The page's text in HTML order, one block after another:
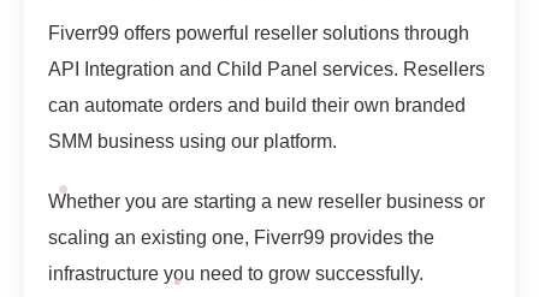
Fiverr99 offers powerful reseller solutions through
API Integration and Child Panel services. Resellers
can automate orders and build their own branded
SMM business using our platform.
Whether you are starting a new reseller business or
scaling an existing one, Fiverr99 provides the
infrastructure you need to grow successfully.